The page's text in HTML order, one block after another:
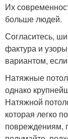
Их
больше людей.
Согласитесь,
фактура и
вариантом,
Натяжные
однако
Натяжной
которая легко
повреждениям,